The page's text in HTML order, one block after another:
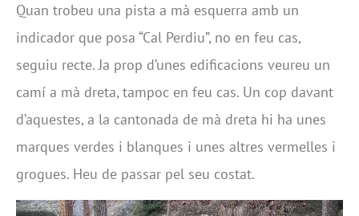
Quan trobeu una pista a mà esquerra amb un
indicador que posa “Cal Perdiu”, no en feu cas,
seguiu recte. Ja prop d’unes edificacions veureu un
camí a mà dreta, tampoc en feu cas. Un cop davant
d’aquestes, a la cantonada de mà dreta hi ha unes
marques verdes i blanques i unes altres vermelles i
grogues. Heu de passar pel seu costat.